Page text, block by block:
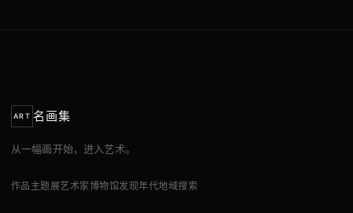
ART 名画集
从一幅画开始，进入艺术。
作品 主题展艺术家博物馆发现年代地域搜索